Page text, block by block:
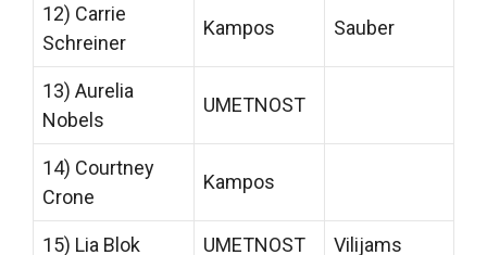
12) Carrie
Schreiner
Kampos Sauber
13) Aurelia
Nobels
UMETNOST
14) Courtney
Crone
Kampos
15) Lia Blok UMETNOST Vilijams